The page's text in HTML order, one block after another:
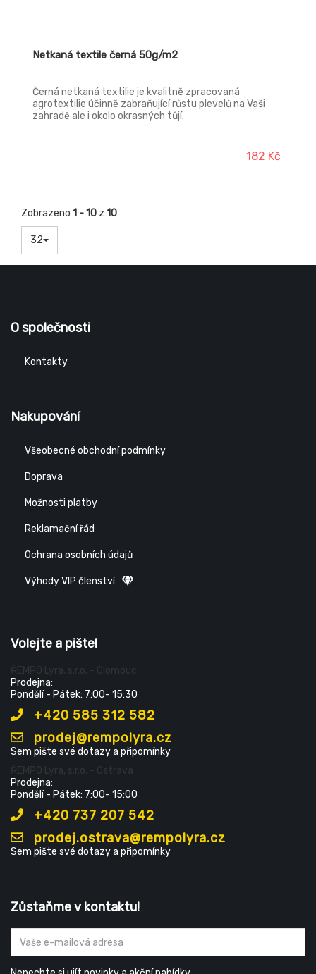
Netkaná textile černá 50g/m2
Černá netkaná textilie je kvalitně zpracovaná
agrotextilie účinně zabraňující růstu plevelů na Vaši
zahradě ale i okolo okrasných tůjí.
182 Kč
Zobrazeno 1 - 10 z 10
32
O společnosti
Kontakty
Nakupování
Všeobecné obchodní podmínky
Doprava
Možnosti platby
Reklamační řád
Ochrana osobních údajů
Výhody VIP členství
Volejte a pište!
ŘEMPO Lyra, s.r.o. - Olomouc
Prodejna:
Pondělí - Pátek: 7:00- 15:30
+420 585 312 582
prodej@rempolyra.cz
Sem pište své dotazy a připomínky
ŘEMPO Lyra, s.r.o. - Ostrava
Prodejna:
Pondělí - Pátek: 7:00- 15:00
+420 737 207 542
prodej.ostrava@rempolyra.cz
Sem pište své dotazy a připomínky
Zůstaňme v kontaktu!